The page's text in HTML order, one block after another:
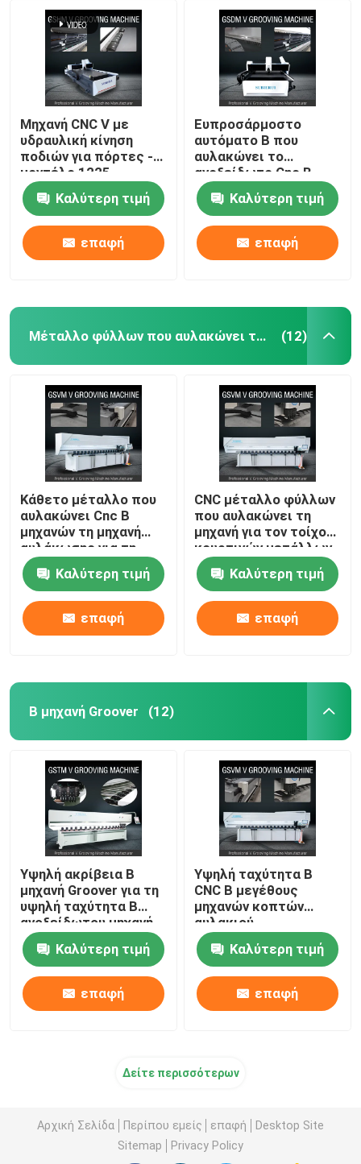
Μηχανή CNC V με
υδραυλική κίνηση
ποδιών για πόρτες -
μοντέλο 1225
Καλύτερη τιμή
επαφή
Ευπροσάρμοστο
αυτόματο Β που
αυλακώνει το
ανοξείδωτο Cnc Β
μηχανή 1240 μηχανών
αυλάκωσηςΚαλύτερη τιμή
επαφή
Μέταλλο φύλλων που αυλακώνει τη μηχανή (12)
Κάθετο μέταλλο που
αυλακώνει Cnc Β
μηχανών τη μηχανή
αυλάκωσης για τη
διακόσμηση 1250mm
Καλύτερη τιμή
επαφή
CNC μέταλλο φύλλων
που αυλακώνει τη
μηχανή για τον τοίχο
κουρτινών μετάλλων
Β μηχανή 1240 Groover
Καλύτερη τιμή
επαφή
Β μηχανή Groover (12)
Υψηλή ακρίβεια Β
μηχανή Groover για τη
υψηλή ταχύτητα Β
ανοξείδωτου μηχανή
αυλάκωσης
Καλύτερη τιμή
επαφή
Υψηλή ταχύτητα Β
CNC Β μεγέθους
μηχανών κοπτών
αυλακιού
πολλαπλάσια μηχανή
αυλάκωσηςΚαλύτερη τιμή
επαφή
Δείτε περισσότερων
Αρχική Σελίδα Περίπου εμείς επαφή
Desktop Site
Sitemap
Privacy Policy